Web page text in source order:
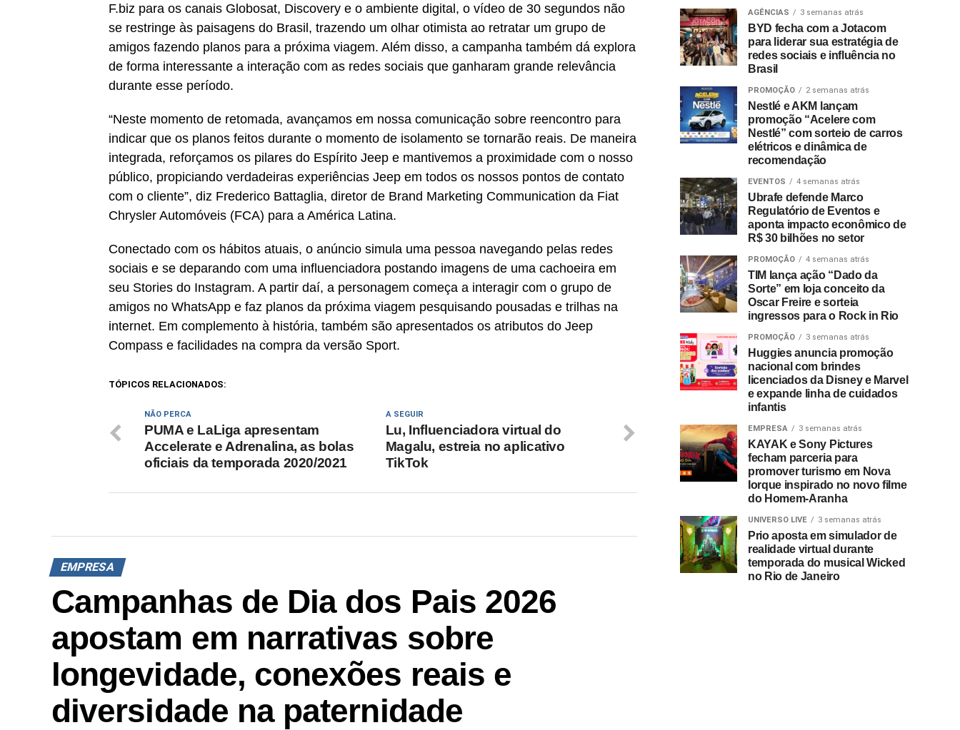
F.biz para os canais Globosat, Discovery e o ambiente digital, o vídeo de 30 segundos não
se restringe às paisagens do Brasil, trazendo um olhar otimista ao retratar um grupo de
amigos fazendo planos para a próxima viagem. Além disso, a campanha também dá explora
de forma interessante a interação com as redes sociais que ganharam grande relevância
durante esse período.
“Neste momento de retomada, avançamos em nossa comunicação sobre reencontro para
indicar que os planos feitos durante o momento de isolamento se tornarão reais. De maneira
integrada, reforçamos os pilares do Espírito Jeep e mantivemos a proximidade com o nosso
público, propiciando verdadeiras experiências Jeep em todos os nossos pontos de contato
com o cliente”, diz Frederico Battaglia, diretor de Brand Marketing Communication da Fiat
Chrysler Automóveis (FCA) para a América Latina.
Conectado com os hábitos atuais, o anúncio simula uma pessoa navegando pelas redes
sociais e se deparando com uma influenciadora postando imagens de uma cachoeira em
seu Stories do Instagram. A partir daí, a personagem começa a interagir com o grupo de
amigos no WhatsApp e faz planos da próxima viagem pesquisando pousadas e trilhas na
internet. Em complemento à história, também são apresentados os atributos do Jeep
Compass e facilidades na compra da versão Sport.
TÓPICOS RELACIONADOS:
A SEGUIR
Lu, Influenciadora virtual do
Magalu, estreia no aplicativo
TikTok
NÃO PERCA
PUMA e LaLiga apresentam
Accelerate e Adrenalina, as bolas
oficiais da temporada 2020/2021
EMPRESA
Campanhas de Dia dos Pais 2026
apostam em narrativas sobre
longevidade, conexões reais e
diversidade na paternidade
AGÊNCIAS 3 semanas atrás
BYD fecha com a Jotacom
para liderar sua estratégia de
redes sociais e influência no
Brasil
PROMOÇÃO 2 semanas atrás
Nestlé e AKM lançam
promoção “Acelere com
Nestlé” com sorteio de carros
elétricos e dinâmica de
recomendação
EVENTOS 4 semanas atrás
Ubrafe defende Marco
Regulatório de Eventos e
aponta impacto econômico de
R$ 30 bilhões no setor
PROMOÇÃO 4 semanas atrás
TIM lança ação “Dado da
Sorte” em loja conceito da
Oscar Freire e sorteia
ingressos para o Rock in Rio
PROMOÇÃO 3 semanas atrás
Huggies anuncia promoção
nacional com brindes
licenciados da Disney e Marvel
e expande linha de cuidados
infantis
EMPRESA 3 semanas atrás
KAYAK e Sony Pictures
fecham parceria para
promover turismo em Nova
Iorque inspirado no novo filme
do Homem-Aranha
UNIVERSO LIVE 3 semanas atrás
Prio aposta em simulador de
realidade virtual durante
temporada do musical Wicked
no Rio de Janeiro